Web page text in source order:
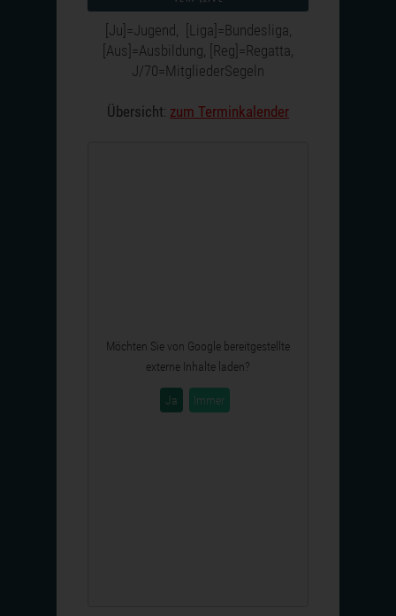
[Ju]=Jugend, [Liga]=Bundesliga,
[Aus]=Ausbildung, [Reg]=Regatta,
J/70=MitgliederSegeln
Übersicht: zum Terminkalender
Möchten Sie von Google bereitgestellte
externe Inhalte laden?
Ja Immer